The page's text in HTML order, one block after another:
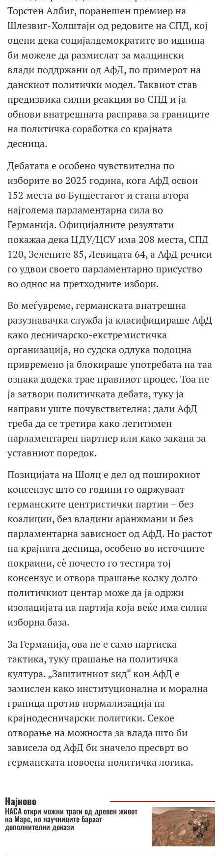
Торстен Албиг, поранешен премиер на
Шлезвиг-Холштајн од редовите на СПД, кој
оцени дека социјалдемократите во иднина
би можеле да размислат за малцински
влади поддржани од АфД, по примерот на
данскиот политички модел. Таквиот став
предизвика силни реакции во СПД и ја
обнови внатрешната расправа за границите
на политичка соработка со крајната
десница.
Дебатата е особено чувствителна по
изборите во 2025 година, кога АфД освои
152 места во Бундестагот и стана втора
најголема парламентарна сила во
Германија. Официјалните резултати
покажаа дека ЦДУ/ЦСУ има 208 места, СПД
120, Зелените 85, Левицата 64, а АфД речиси
го удвои своето парламентарно присуство
во однос на претходните избори.
Во меѓувреме, германската внатрешна
разузнавачка служба ја класифицираше АфД
како десничарско-екстремистичка
организација, но судска одлука подоцна
привремено ја блокираше употребата на таа
ознака додека трае правниот процес. Тоа не
ја затвори политичката дебата, туку ја
направи уште почувствителна: дали АфД
треба да се третира како легитимен
парламентарен партнер или како закана за
уставниот поредок.
Позицијата на Шолц е дел од поширокиот
консензус што со години го одржуваат
германските центристички партии – без
коалиции, без владини аранжмани и без
парламентарна зависност од АфД. Но растот
на крајната десница, особено во источните
покраини, сè почесто го тестира тој
консензус и отвора прашање колку долго
политичкиот центар може да ја одржи
изолацијата на партија која веќе има силна
изборна база.
За Германија, ова не е само партиска
тактика, туку прашање на политичка
култура. „Заштитниот ѕид“ кон АфД е
замислен како институционална и морална
граница против нормализација на
крајнодесничарски политики. Секое
отворање на можноста за влада што би
зависела од АфД би значело пресврт во
германската повоена политичка логика.
Најново
НАСА откри можни траги од древен живот
на Марс, но научниците бараат
дополнителни докази